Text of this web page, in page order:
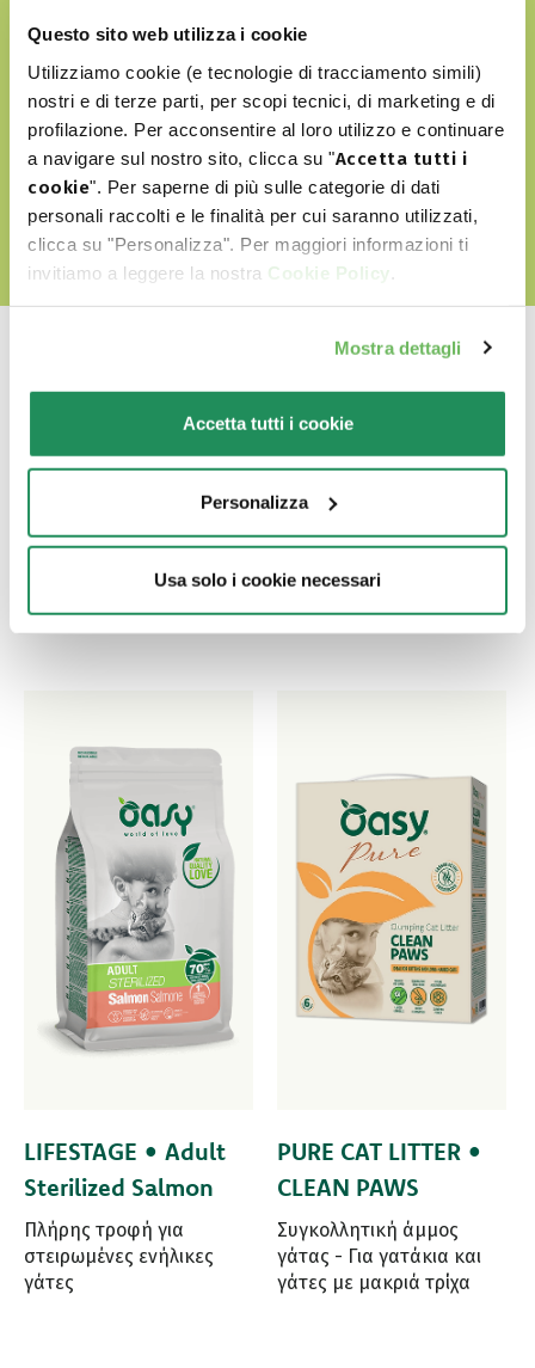
Questo sito web utilizza i cookie
Utilizziamo cookie (e tecnologie di tracciamento simili)
nostri e di terze parti, per scopi tecnici, di marketing e di
profilazione. Per acconsentire al loro utilizzo e continuare
a navigare sul nostro sito, clicca su "Accetta tutti i
cookie". Per saperne di più sulle categorie di dati
personali raccolti e le finalità per cui saranno utilizzati,
clicca su "Personalizza". Per maggiori informazioni ti
invitiamo a leggere la nostra Cookie Policy
Mostra dettagli
Accetta tutti i cookie
Personalizza
Usa solo i cookie necessari
είναι Cruelty free
ΑΝΑΚΑΛΎΨΤΕ ΤΟΝ WORLD OF LOVE ΜΑΣ
Ποιο είναι το αγαπημένο
του?
LIFESTAGE • Adult
Sterilized Salmon
Πλήρης τροφή για
στειρωμένες ενήλικες
γάτες
PURE CAT LITTER •
CLEAN PAWS
Συγκολλητική άμμος
γάτας - Για γατάκια και
γάτες με μακριά τρίχα